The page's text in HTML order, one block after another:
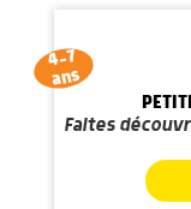
4-7
ans
Faites